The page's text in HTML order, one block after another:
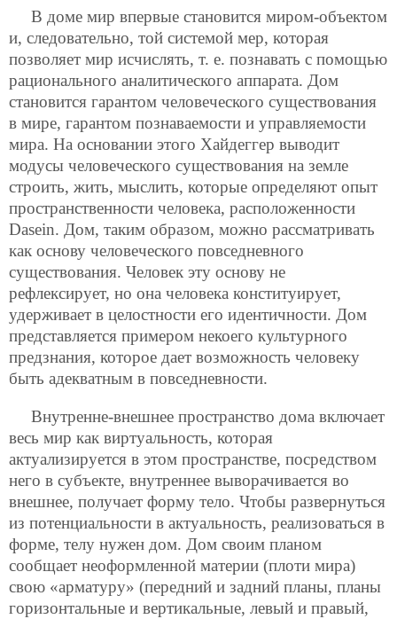
В доме мир впервые становится миром-объектом
и, следовательно, той системой мер, которая
позволяет мир исчислять, т. е. познавать с помощью
рационального аналитического аппарата. Дом
становится гарантом человеческого существования
в мире, гарантом познаваемости и управляемости
мира. На основании этого Хайдеггер выводит
модусы человеческого существования на земле
строить, жить, мыслить, которые определяют опыт
пространственности человека, расположенности
Dasein. Дом, таким образом, можно рассматривать
как основу человеческого повседневного
существования. Человек эту основу не
рефлексирует, но она человека конституирует,
удерживает в целостности его идентичности. Дом
представляется примером некоего культурного
предзнания, которое дает возможность человеку
быть адекватным в повседневности.
Внутренне-внешнее пространство дома включает
весь мир как виртуальность, которая
актуализируется в этом пространстве, посредством
него в субъекте, внутреннее выворачивается во
внешнее, получает форму тело. Чтобы развернуться
из потенциальности в актуальность, реализоваться в
форме, телу нужен дом. Дом своим планом
сообщает неоформленной материи (плоти мира)
свою «арматуру» (передний и задний планы, планы
горизонтальные и вертикальные, левый и правый,